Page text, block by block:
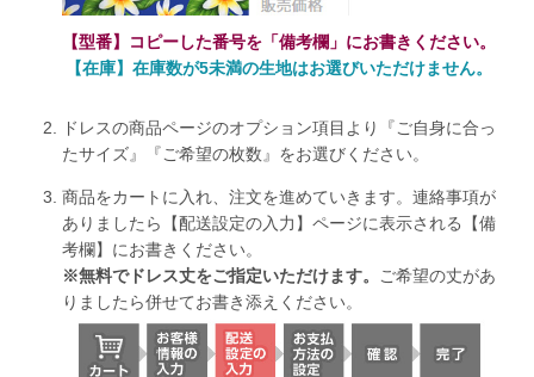
【型番】コピーした番号を「備考欄」にお書きください。
【在庫】在庫数が5未満の生地はお選びいただけません。
ドレスの商品ページのオプション項目より『ご自身に合っ
たサイズ』『ご希望の枚数』をお選びください。
商品をカートに入れ、注文を進めていきます。連絡事項が
ありましたら【配送設定の入力】ページに表示される【備
考欄】にお書きください。
※無料でドレス丈をご指定いただけます。
ご希望の丈があ
りましたら併せてお書き添えください。